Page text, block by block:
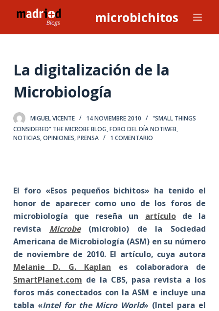
l
o
n
d
o
microbichitos
La digitalización de la
Microbiología
MIGUEL VICENTE 14 NOVIEMBRE 2010
"SMALL THINGS
CONSIDERED” THE MICROBE BLOG,FORO DEL DÍA NOTIWEB,
NOTICIAS,OPINIONES,PRENSA 1 COMENTARIO
El foro «Esos pequeños bichitos» ha tenido el
honor de aparecer como uno de los foros de
microbiología que reseña un artículode la
revista Microbe(microbio) de la Sociedad
Americana de Microbiología (ASM) en su número
de noviembre de 2010. El artículo, cuya autora
Melanie D. G. Kaplan es colaboradora de
SmartPlanet.com de la CBS, pasa revista a los
foros más conectados con la ASM e incluye una
tabla «Intel for the Micro World» (Intel para el